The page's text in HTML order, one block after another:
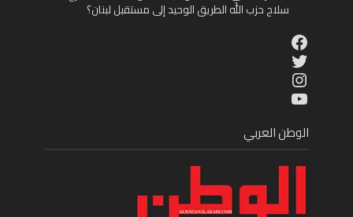
سلاح حزب الله الطريق الوحيد إلى مستقبل لبنان؟
Facebook
Twitter
Instagram
YouTube
الوطن العربي